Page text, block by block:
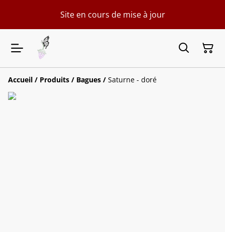
Site en cours de mise à jour
Accueil / Produits / Bagues / Saturne - doré